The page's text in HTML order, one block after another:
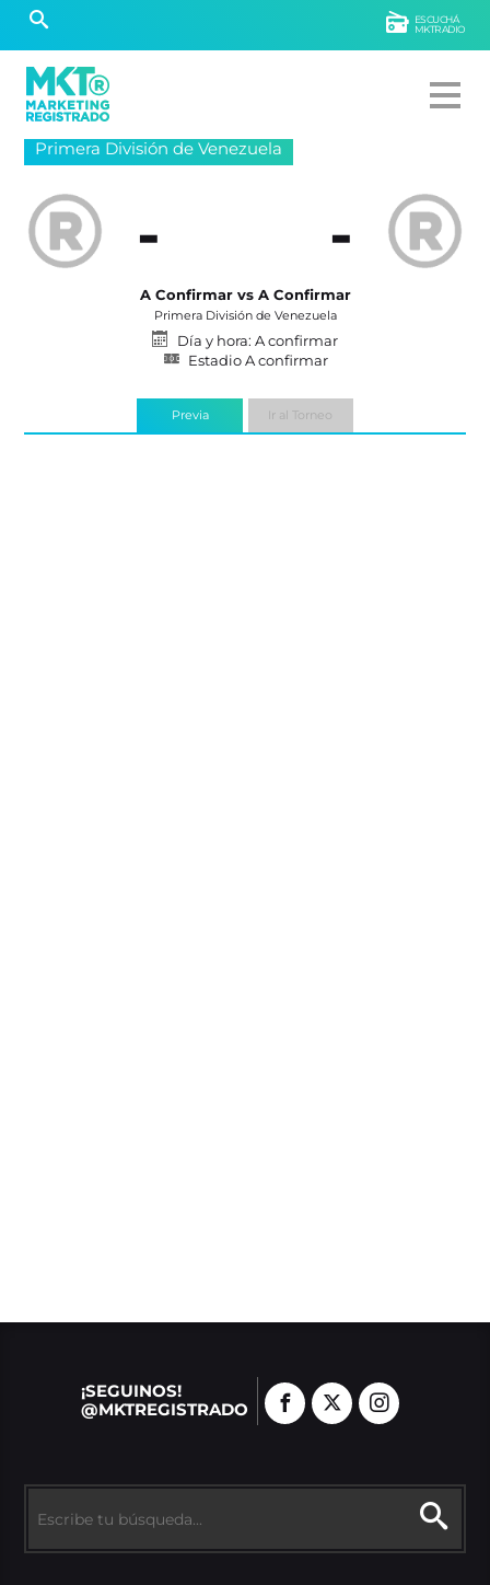
ESCUCHÁ
MKTRADIO
Primera División de Venezuela
- -
A Confirmar vs A Confirmar
Primera División de Venezuela
Día y hora: A confirmar
Estadio A confirmar
Previa Ir al Torneo
¡SEGUINOS!
@MKTREGISTRADO